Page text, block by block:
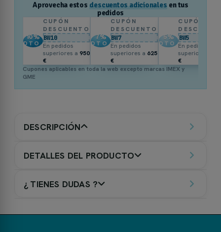
Aprovecha estos descuentos adicionales en tus
pedidos
10%
DTO.
CUPÓN
DESCUENTO
BW10
En pedidos
superiores a 950
€
7%
DTO.
CUPÓN
DESCUENTO
BW7
En pedidos
superiores a 625
€
5%
DTO.
CUPÓN
BW5
En pedidos
superiores a
€
Cupones aplicables en toda la web excepto marcas IMEX y
GME
DESCRIPCIÓN
DETALLES DEL PRODUCTO
¿ TIENES DUDAS ?